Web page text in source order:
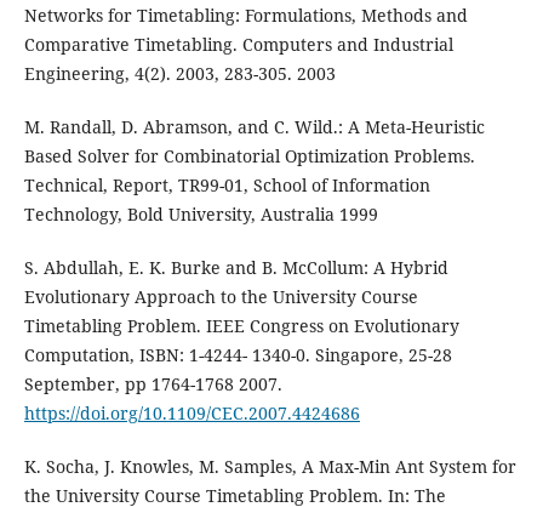
Networks for Timetabling: Formulations, Methods and
Comparative Timetabling. Computers and Industrial
Engineering, 4(2). 2003, 283-305. 2003
M. Randall, D. Abramson, and C. Wild.: A Meta-Heuristic
Based Solver for Combinatorial Optimization Problems.
Technical, Report, TR99-01, School of Information
Technology, Bold University, Australia 1999
S. Abdullah, E. K. Burke and B. McCollum: A Hybrid
Evolutionary Approach to the University Course
Timetabling Problem. IEEE Congress on Evolutionary
Computation, ISBN: 1-4244- 1340-0. Singapore, 25-28
September, pp 1764-1768 2007.
https://doi.org/10.1109/CEC.2007.4424686
K. Socha, J. Knowles, M. Samples, A Max-Min Ant System for
the University Course Timetabling Problem. In: The